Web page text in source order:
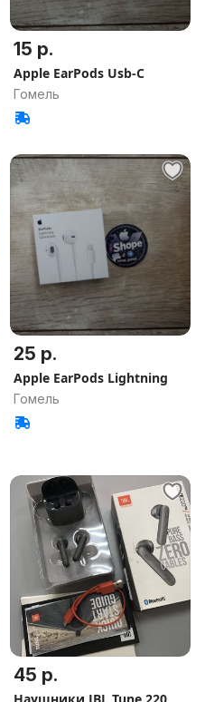
15 р.
Apple EarPods Usb-C
Гомель
25 р.
Apple EarPods Lightning
Гомель
45 р.